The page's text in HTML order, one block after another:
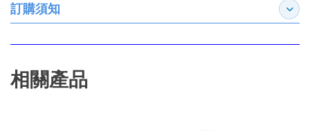
訂購須知 展開
相關產品